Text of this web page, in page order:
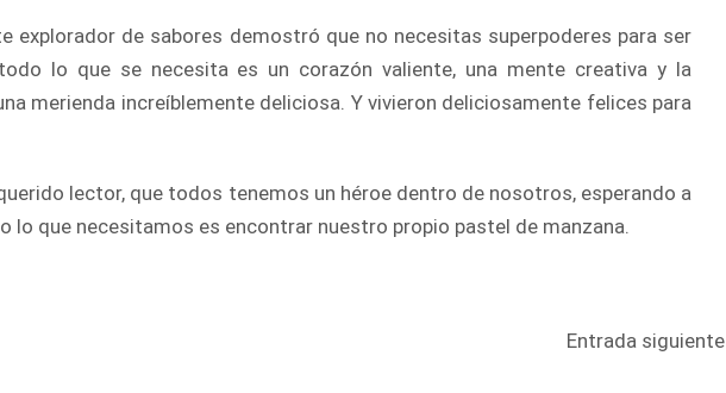
explorador de sabores demostró que no necesitas superpoderes para ser
lo que se necesita es un corazón valiente, una mente creativa y la
merienda increíblemente deliciosa. Y vivieron deliciosamente felices para
lector, que todos tenemos un héroe dentro de nosotros, esperando a
lo que necesitamos es encontrar nuestro propio pastel de manzana.
Entrada siguiente